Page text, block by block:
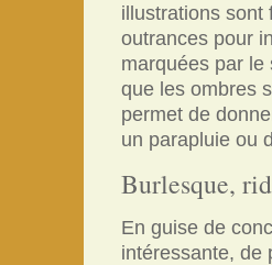
illustrations sont
outrances pour
marquées par
que les ombres
permet de
un parapluie ou
Burlesque,
En guise de
intéressante, de